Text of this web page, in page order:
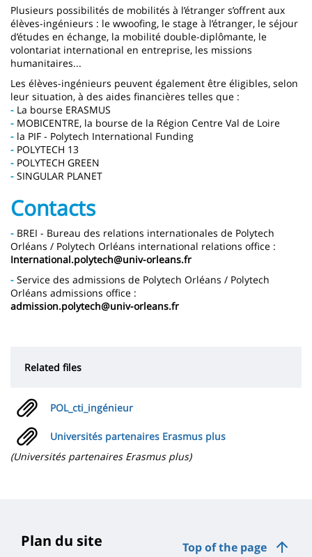
Plusieurs possibilités de mobilités à l’étranger s’offrent aux
élèves-ingénieurs : le wwoofing, le stage à l’étranger, le séjour
d’études en échange, la mobilité double-diplômante, le
volontariat international en entreprise, les missions
humanitaires...
Les élèves-ingénieurs peuvent également être éligibles, selon
leur situation, à des aides financières telles que :
- La bourse ERASMUS
- MOBICENTRE, la bourse de la Région Centre Val de Loire
- la PIF - Polytech International Funding
- POLYTECH 13
- POLYTECH GREEN
- SINGULAR PLANET
Contacts
- BREI - Bureau des relations internationales de Polytech
Orléans / Polytech Orléans international relations office :
International.polytech@univ-orleans.fr
- Service des admissions de Polytech Orléans / Polytech
Orléans admissions office :
admission.polytech@univ-orleans.fr
Related files
POL_cti_ingénieur
Universités partenaires Erasmus plus
(Universités partenaires Erasmus plus)
Top of the page
Plan du site